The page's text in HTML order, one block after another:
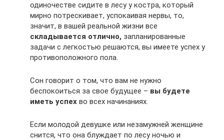
одиночестве сидите в лесу у костра, который
мирно потрескивает, успокаивая нервы, то,
значит, в вашей реальной жизни все
складывается отлично, запланированные
задачи с легкостью решаются, вы имеете успех у
противоположного пола.
Сон говорит о том, что вам не нужно
беспокоиться за свое будущее – вы будете
иметь успех во всех начинаниях.
Если молодой девушке или незамужней женщине
снится, что она блуждает по лесу ночью и